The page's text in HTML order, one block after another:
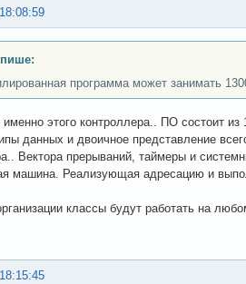
программа может занимать
именно этого контроллера.. ПО состоит
данных и двоичное представление
Вектора прерываний, таймеры и
машина. Реализующая адресацию и
классы будут работать на